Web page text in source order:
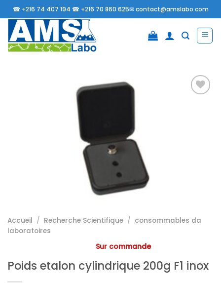
Passer
au
contenu
☎ +216 74 407 194 ☎ +216 70 860 625✉contact@amslabo.com
Accueil / Recherche Scientifique / consommables da
laboratoires
Sur commande
Poids etalon cylindrique 200g F1 inox